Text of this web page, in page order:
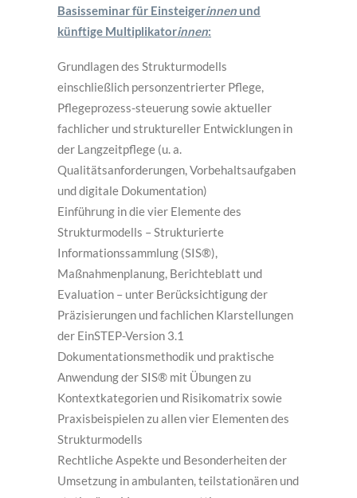
Basisseminar für Einsteigerinnenund
künftige Multiplikatorinnen:
Grundlagen des Strukturmodells
einschließlich personzentrierter Pflege,
Pflegeprozess-steuerung sowie aktueller
fachlicher und struktureller Entwicklungen in
der Langzeitpflege (u. a.
Qualitätsanforderungen, Vorbehaltsaufgaben
und digitale Dokumentation)
Einführung in die vier Elemente des
Strukturmodells – Strukturierte
Informationssammlung (SIS®),
Maßnahmenplanung, Berichteblatt und
Evaluation – unter Berücksichtigung der
Präzisierungen und fachlichen Klarstellungen
der EinSTEP-Version 3.1
Dokumentationsmethodik und praktische
Anwendung der SIS® mit Übungen zu
Kontextkategorien und Risikomatrix sowie
Praxisbeispielen zu allen vier Elementen des
Strukturmodells
Rechtliche Aspekte und Besonderheiten der
Umsetzung in ambulanten, teilstationären und